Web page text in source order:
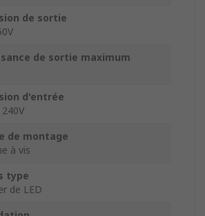
de sortie
de sortie maximum
d'entrée
de montage
à vis
type
de LED